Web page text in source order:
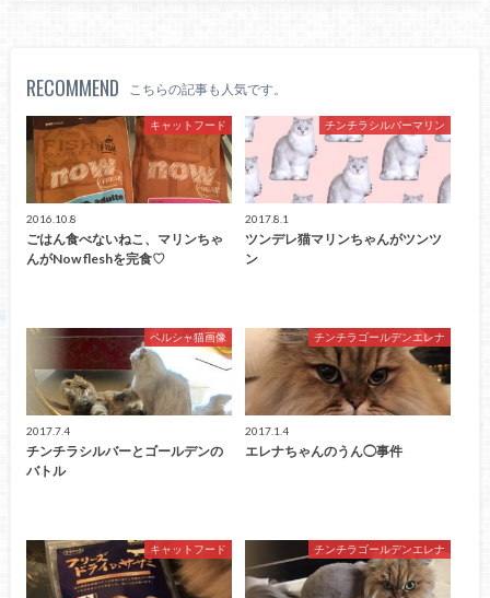
RECOMMEND こちらの記事も人気です。
キャットフード
2016.10.8
ごはん食べないねこ、マリンちゃ
んがNow fleshを完食♡
チンチラシルバーマリン
2017.8.1
ツンデレ猫マリンちゃんがツンツ
ン
ペルシャ猫画像
2017.7.4
チンチラシルバーとゴールデンの
バトル
チンチラゴールデンエレナ
2017.1.4
エレナちゃんのうん◯事件
キャットフード チンチラゴールデンエレナ